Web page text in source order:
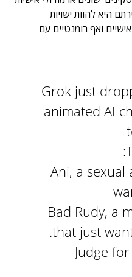
היא להוות ישויות
ואף רומנטיים עם
Grok just
animated AI
— Ani, a
— Bad Rudy, a
that just
Judge